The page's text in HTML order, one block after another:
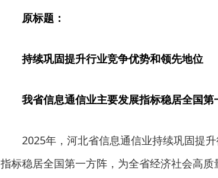
原标题：
持续巩固提升行业竞争优势和领先地位
我省信息通信业主要发展指标稳居全国第
2025年，河北省信息通信业持续巩固提
指标稳居全国第一方阵，为全省经济社会高